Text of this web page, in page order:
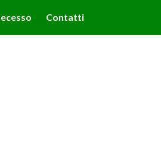
Contatti
informazioni